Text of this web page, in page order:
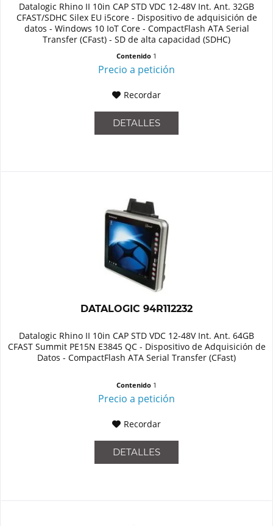
Datalogic Rhino II 10in CAP STD VDC 12-48V Int. Ant. 32GB
CFAST/SDHC Silex EU i5core - Dispositivo de adquisición de
datos - Windows 10 IoT Core - CompactFlash ATA Serial
Transfer (CFast) - SD de alta capacidad (SDHC)
Contenido 1
Precio a petición
Recordar
DETALLES
DATALOGIC 94R112232
Datalogic Rhino II 10in CAP STD VDC 12-48V Int. Ant. 64GB
CFAST Summit PE15N E3845 QC - Dispositivo de Adquisición de
Datos - CompactFlash ATA Serial Transfer (CFast)
Contenido 1
Precio a petición
Recordar
DETALLES